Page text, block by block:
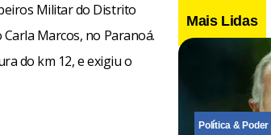
Militar do Distrito
Marcos, no Paranoá.
do km 12, e exigiu o
Mais Lidas
Política & Poder